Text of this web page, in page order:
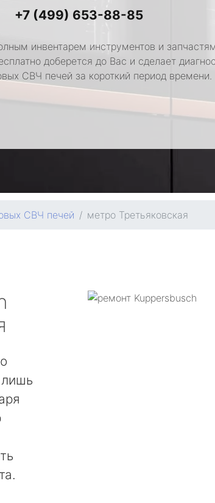
+7 (499) 653-88-85
инвентарем инструментов и
доберется до Вас и сделает
СВЧ печей за короткий период времени.
СВЧ печей метро Третьяковская
лишь